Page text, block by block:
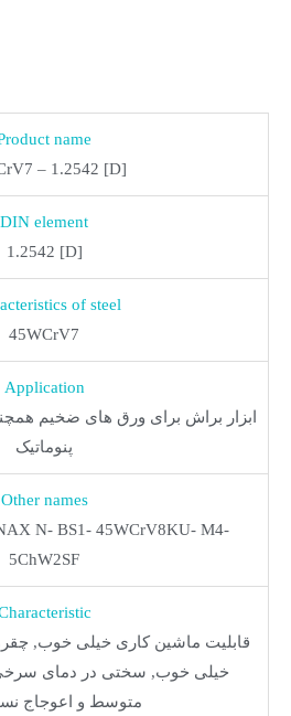
name
– 1.2542 [D]
DIN element
1.2542 [D]
of steel
45WCrV7
Application
ابزار براش برای ورق های ضخیم
پنوماتیک
Other names
N- BS1- 45WCrV8KU- M4-
5ChW2SF
قابلیت ماشین کاری خیلی خوب,
خیلی خوب, سختی در دمای سرخی
متوسط و اعوجاج